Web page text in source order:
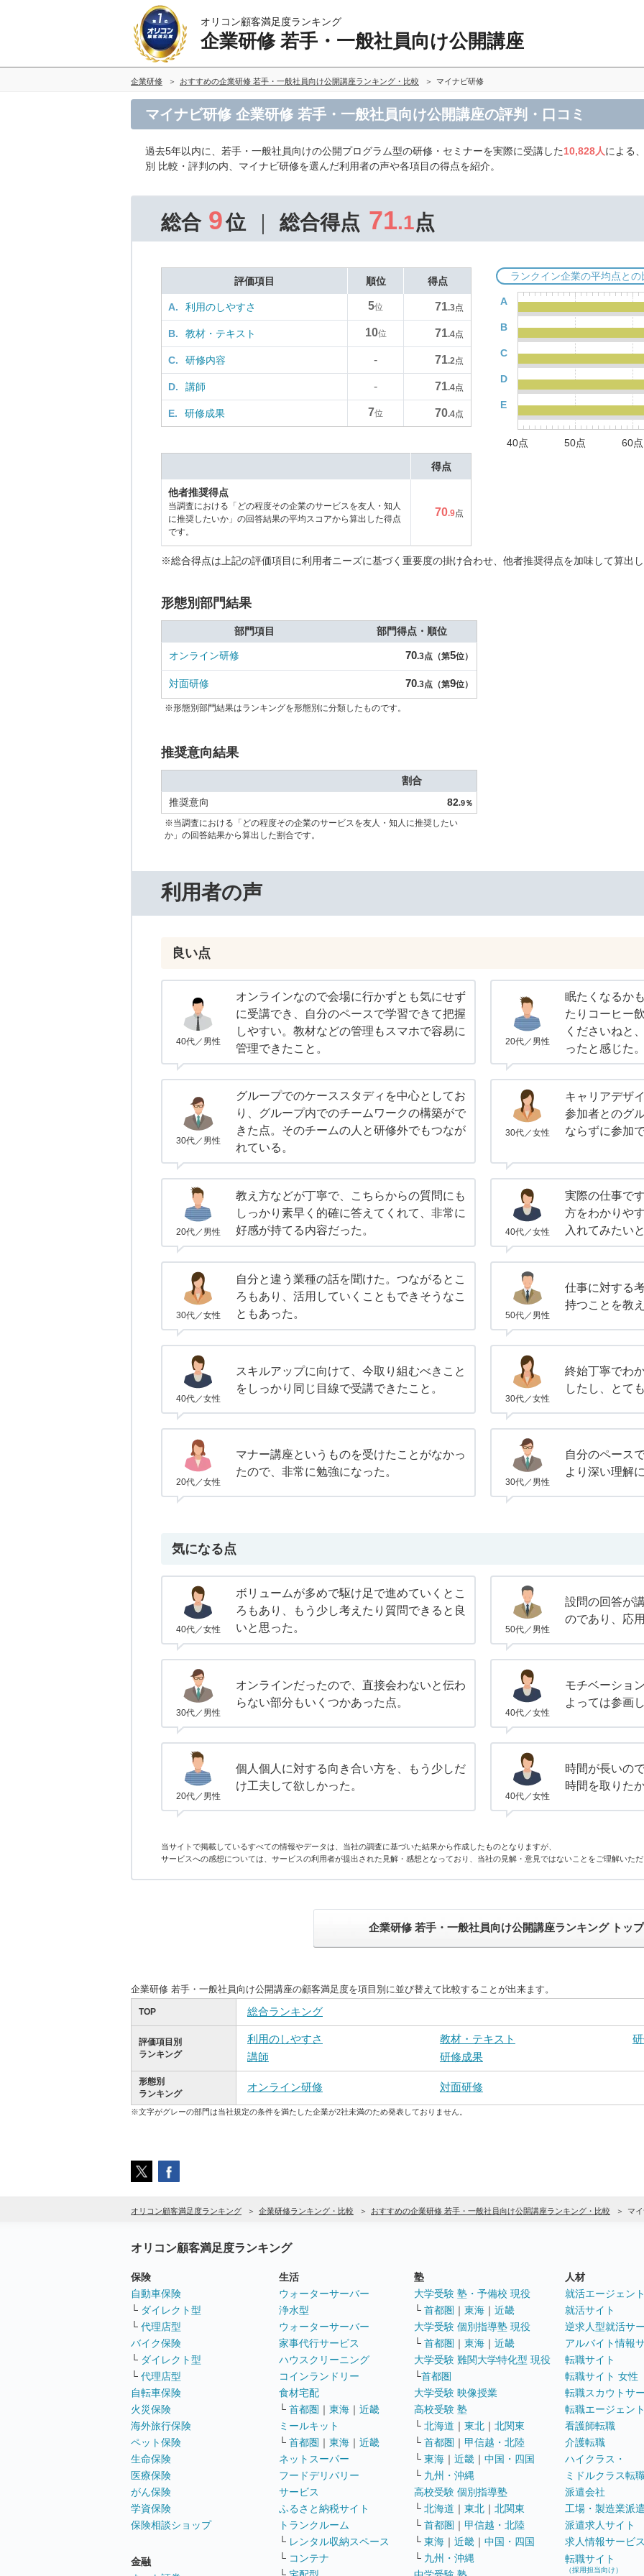
オリコン顧客満足度ランキング
企業研修 若手・一般社員向け公開講座
企業研修 おすすめの企業研修 若手・一般社員向け公開講座ランキング・比較 マイナビ研修
マイナビ研修 企業研修 若手・一般社員向け公開講座の評判・口コミ
過去5年以内に、若手・一般社員向けの公開プログラム型の研修・セミナーを実際に受講した10,828人による
別 比較・評判の内、マイナビ研修を選んだ利用者の声や各項目の得点を紹介。
総合 9位 総合得点 71.1点
評価項目 順位 得点
A. 利用のしやすさ 5位 71.3点
B. 教材・テキスト 10位 71.4点
C. 研修内容 - 71.2点
D. 講師 - 71.4点
E. 研修成果 7位 70.4点
ランクイン企業の平均点との
A
B
C
D
E
40点 50点 60点
得点
他者推奨得点
当調査における「どの程度その企業のサービスを友人・知人
に推奨したいか」の回答結果の平均スコアから算出した得点
です。
70.9点
※総合得点は上記の評価項目に利用者ニーズに基づく重要度の掛け合わせ、他者推奨得点を加味して算出し
形態別部門結果
部門項目 部門得点・順位
オンライン研修 70.3点（第5位）
対面研修 70.3点（第9位）
※形態別部門結果はランキングを形態別に分類したものです。
推奨意向結果
割合
推奨意向
82.9％
※当調査における「どの程度その企業のサービスを友人・知人に推奨したい
か」の回答結果から算出した割合です。
利用者の声
良い点
40代／男性
オンラインなので会場に行かずとも気にせず
に受講でき、自分のペースで学習できて把握
しやすい。教材などの管理もスマホで容易に
管理できたこと。
20代／男性
眠たくなるか
たりコーヒー
くださいねと
ったと感じた。
30代／男性
グループでのケーススタディを中心としてお
り、グループ内でのチームワークの構築がで
きた点。そのチームの人と研修外でもつなが
れている。
30代／女性
キャリアデザ
参加者とのグ
ならずに参加
20代／男性
教え方などが丁寧で、こちらからの質問にも
しっかり素早く的確に答えてくれて、非常に
好感が持てる内容だった。
40代／女性
実際の仕事で
方をわかりや
入れてみたい
30代／女性
自分と違う業種の話を聞けた。つながるとこ
ろもあり、活用していくこともできそうなこ
ともあった。
50代／男性
仕事に対する
持つことを教
40代／女性
スキルアップに向けて、今取り組むべきこと
をしっかり同じ目線で受講できたこと。
30代／女性
終始丁寧でわ
したし、とて
20代／女性
マナー講座というものを受けたことがなかっ
たので、非常に勉強になった。
30代／男性
自分のペース
より深い理解
気になる点
40代／女性
ボリュームが多めで駆け足で進めていくとこ
ろもあり、もう少し考えたり質問できると良
いと思った。
50代／男性
設問の回答が
のであり、応
30代／男性
オンラインだったので、直接会わないと伝わ
らない部分もいくつかあった点。
40代／女性
モチベーショ
よっては参画
20代／男性
個人個人に対する向き合い方を、もう少しだ
け工夫して欲しかった。
40代／女性
時間が長いの
時間を取りた
当サイトで掲載しているすべての情報やデータは、当社の調査に基づいた結果から作成したものとなりますが、
サービスへの感想については、サービスの利用者が提出された見解・感想となっており、当社の見解・意見ではないことをご理解いただ
企業研修 若手・一般社員向け公開講座ランキング トッ
企業研修 若手・一般社員向け公開講座の顧客満足度を項目別に並び替えて比較することが出来ます。
TOP 総合ランキング
評価項目別
ランキング
利用のしやすさ 教材・テキスト
講師
研修成果
形態別
ランキング
オンライン研修 対面研修
※文字がグレーの部門は当社規定の条件を満たした企業が2社未満のため発表しておりません。
オリコン顧客満足度ランキング 企業研修ランキング・比較 おすすめの企業研修 若手・一般社員向け公開講座ランキング・比較 マ
オリコン顧客満足度ランキング
保険
自動車保険
└ ダイレクト型
└ 代理店型
バイク保険
└ ダイレクト型
└ 代理店型
自転車保険
火災保険
海外旅行保険
ペット保険
生命保険
医療保険
がん保険
学資保険
保険相談ショップ
金融
生活
ウォーターサーバー
浄水型
ウォーターサーバー
家事代行サービス
ハウスクリーニング
コインランドリー
食材宅配
└ 首都圏 ｜ 東海 ｜ 近畿
ミールキット
└ 首都圏 ｜ 東海 ｜ 近畿
ネットスーパー
フードデリバリー
サービス
ふるさと納税サイト
トランクルーム
└ レンタル収納スペース
└ コンテナ
塾
大学受験 塾・予備校 現役
└ 首都圏 ｜ 東海 ｜ 近畿
大学受験 個別指導塾 現役
└ 首都圏 ｜ 東海 ｜ 近畿
大学受験 難関大学特化型 現役
└首都圏
大学受験 映像授業
高校受験 塾
└ 北海道 ｜ 東北 ｜ 北関東
└ 首都圏 ｜ 甲信越・北陸
└ 東海 ｜ 近畿 ｜ 中国・四国
└ 九州・沖縄
高校受験 個別指導塾
└ 北海道 ｜ 東北 ｜ 北関東
└ 首都圏 ｜ 甲信越・北陸
└ 東海 ｜ 近畿 ｜ 中国・四国
└ 九州・沖縄
人材
就活エージェント
就活サイト
逆求人型就活サ
アルバイト情報
転職サイト
転職サイト 女性
転職スカウトサ
転職エージェント
看護師転職
介護転職
ハイクラス・
ミドルクラス転
派遣会社
工場・製造業派遣
派遣求人サイト
求人情報サービス
転職サイト
（採用担当向け）